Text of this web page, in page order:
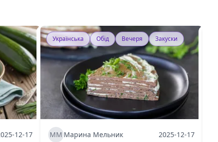
12-17
Українська Обід Вечеря Закуски
МММарина Мельник 2025-12-17